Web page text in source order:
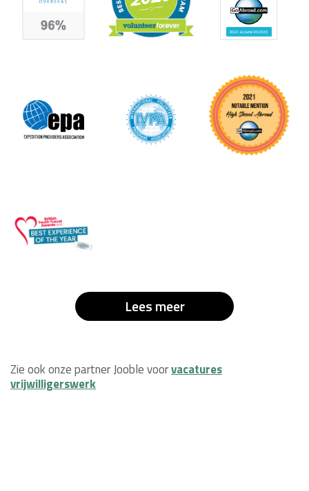
Lees meer
Zie ook onze partner Jooble voorvacatures
vrijwilligerswerk